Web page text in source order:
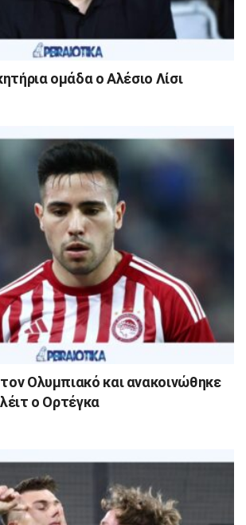
ομάδα ο Αλέσιο Λίσι
Ολυμπιακό και ανακοινώθηκε
ο Ορτέγκα